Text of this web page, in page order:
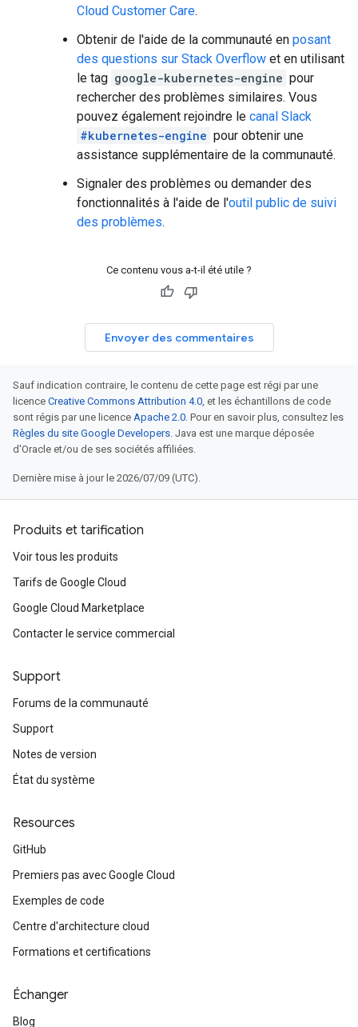
Cloud Customer Care.
Obtenir de l'aide de la communauté en posant
des questions sur Stack Overflow et en utilisant
le tag google-kubernetes-engine pour
rechercher des problèmes similaires. Vous
pouvez également rejoindre le canal Slack
#kubernetes-engine pour obtenir une
assistance supplémentaire de la communauté.
Signaler des problèmes ou demander des
fonctionnalités à l'aide de l'outil public de suivi
des problèmes.
Ce contenu vous a-t-il été utile ?
Envoyer des commentaires
Sauf indication contraire, le contenu de cette page est régi par une
licence Creative Commons Attribution 4.0, et les échantillons de code
sont régis par une licence Apache 2.0. Pour en savoir plus, consultez les
Règles du site Google Developers. Java est une marque déposée
d'Oracle et/ou de ses sociétés affiliées.
Dernière mise à jour le 2026/07/09 (UTC).
Produits et tarification
Voir tous les produits
Tarifs de Google Cloud
Google Cloud Marketplace
Contacter le service commercial
Support
Forums de la communauté
Support
Notes de version
État du système
Resources
GitHub
Premiers pas avec Google Cloud
Exemples de code
Centre d'architecture cloud
Formations et certifications
Échanger
Blog